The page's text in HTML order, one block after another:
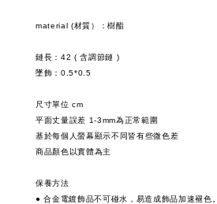
material (材質）：樹酯
鏈長：42 ( 含調節鏈 )
墜飾：0.5*0.5
尺寸單位 cm
平面丈量誤差 1-3mm為正常範圍
基於每個人螢幕顯示不同皆有些微色差
商品顏色以實體為主
保養方法
● 合金電鍍飾品不可碰水，易造成飾品加速褪色。